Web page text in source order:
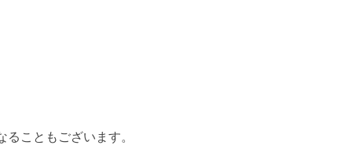
こともございます。